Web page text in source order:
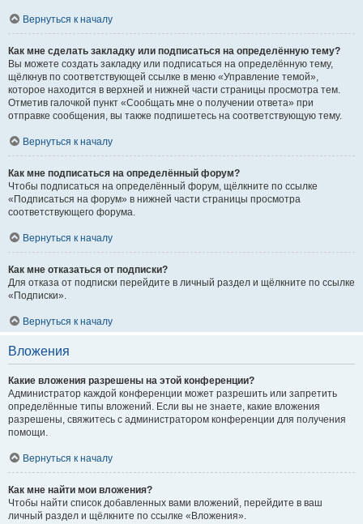
Вернуться к началу
Как мне сделать закладку или подписаться на определённую тему?
Вы можете создать закладку или подписаться на определённую тему,
щёлкнув по соответствующей ссылке в меню «Управление темой»,
которое находится в верхней и нижней части страницы просмотра тем.
Отметив галочкой пункт «Сообщать мне о получении ответа» при
отправке сообщения, вы также подпишетесь на соответствующую тему.
Вернуться к началу
Как мне подписаться на определённый форум?
Чтобы подписаться на определённый форум, щёлкните по ссылке
«Подписаться на форум» в нижней части страницы просмотра
соответствующего форума.
Вернуться к началу
Как мне отказаться от подписки?
Для отказа от подписки перейдите в личный раздел и щёлкните по ссылке
«Подписки».
Вернуться к началу
Вложения
Какие вложения разрешены на этой конференции?
Администратор каждой конференции может разрешить или запретить
определённые типы вложений. Если вы не знаете, какие вложения
разрешены, свяжитесь с администратором конференции для получения
помощи.
Вернуться к началу
Как мне найти мои вложения?
Чтобы найти список добавленных вами вложений, перейдите в ваш
личный раздел и щёлкните по ссылке «Вложения».